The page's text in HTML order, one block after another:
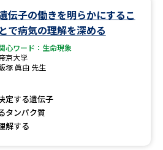
伝子の働きを明らかにするこ
とで病気の理解を深める
心ワード：生命現象
京大学
塚 眞由 先生
定する遺伝子
タンパク質
解する